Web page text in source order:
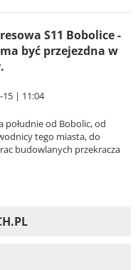
S11 Bobolice -
być przejezdna w
15 | 11:04
południe od Bobolic, od
tego miasta, do
budowlanych przekracza